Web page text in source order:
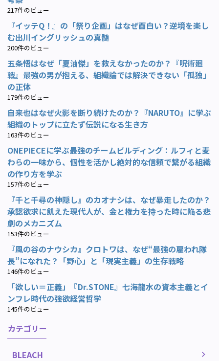
217件のビュー
『イッテQ！』の「祭り企画」はなぜ面白い？逆境を楽し
む出川イングリッシュの真髄
200件のビュー
五条悟はなぜ「夏油傑」を救えなかったのか？『呪術廻
戦』最強の男が抱える、組織論では解決できない「孤独」
の正体
179件のビュー
自来也はなぜ火影を断り続けたのか？『NARUTO』に学ぶ
組織のトップに立たず伝説になる生き方
163件のビュー
ONEPIECEに学ぶ最強のチームビルディング：ルフィと麦
わらの一味から、個性を活かし絶対的な信頼で繋がる組織
の作り方を学ぶ
157件のビュー
『千と千尋の神隠し』のカオナシは、なぜ暴走したのか？
承認欲求に飢えた現代人が、金と権力を持った時に陥る悲
劇のメカニズム
153件のビュー
『風の谷のナウシカ』クロトワは、なぜ“最強の雇われ隊
長”になれた？「野心」と「現実主義」の生存戦略
146件のビュー
「欲しい＝正義」『Dr.STONE』七海龍水の資本主義とイ
ンフレ時代の強欲経営哲学
145件のビュー
カテゴリー
BLEACH